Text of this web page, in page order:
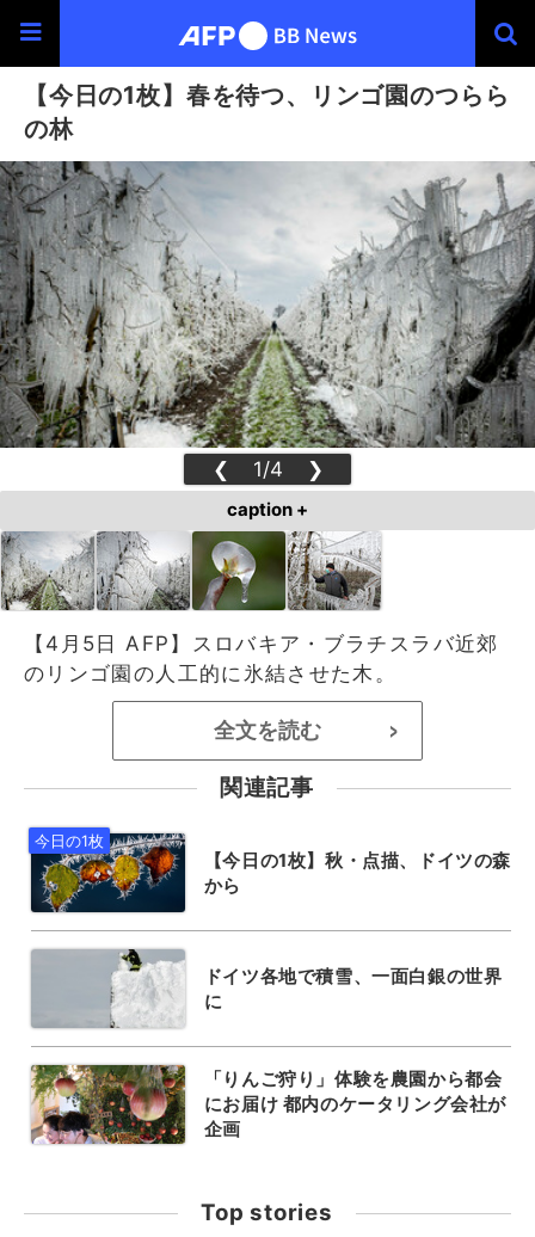
【今日の1枚】春を待つ、リンゴ園のつらら
の林
❮ 1/4 ❯
caption +
【4月5日 AFP】スロバキア・ブラチスラバ近郊
のリンゴ園の人工的に氷結させた木。
全文を読む >
関連記事
【今日の1枚】秋・点描、ドイツの森
から
ドイツ各地で積雪、一面白銀の世界
に
「りんご狩り」体験を農園から都会
にお届け 都内のケータリング会社が
企画
Top stories